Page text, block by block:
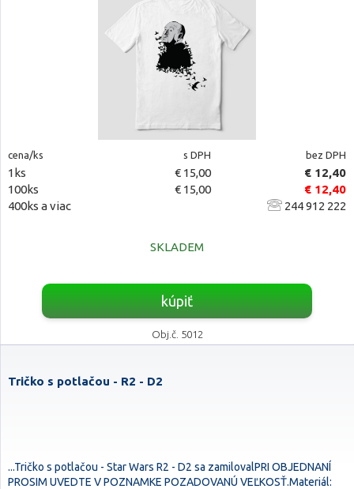
cena/ks s DPH bez DPH
1ks € 15,00
€ 12,40
100ks
€ 15,00
€ 12,40
400ks a viac
244 912 222
SKLADEM
kúpiť
Obj.č. 5012
Tričko s potlačou - R2 - D2
...Tričko s potlačou - Star Wars R2 - D2 sa zamilovalPRI OBJEDNANÍ
PROSIM UVEDTE V POZNAMKE POZADOVANÚ VEĽKOSŤ.Materiál: